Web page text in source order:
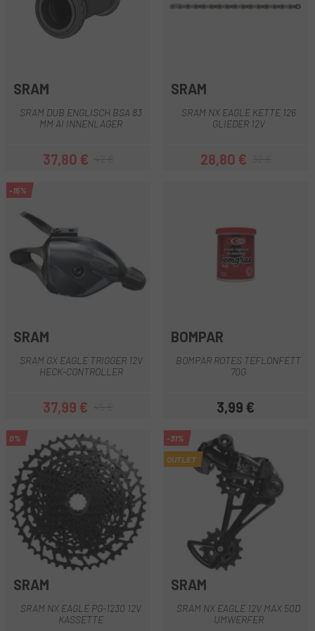
SRAM
SRAM DUB ENGLISCH BSA 83
MM AI INNENLAGER
Preis
37,80 €Regulärer Preis
SRAM
SRAM NX EAGLE KETTE 126
GLIEDER 12V
Preis
28,80 €Regulärer Preis
-15%
SRAM
SRAM GX EAGLE TRIGGER 12V
HECK-CONTROLLER
Preis
37,99 €Regulärer Preis
BOMPAR
BOMPAR ROTES TEFLONFETT
70G
Preis
3,99 €
0%
SRAM
SRAM NX EAGLE PG-1230 12V
KASSETTE
-31%
OUTLET
SRAM
SRAM NX EAGLE 12V MAX 50D
UMWERFER